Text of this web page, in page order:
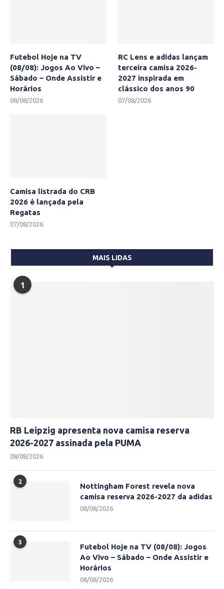
Futebol Hoje na TV
(08/08): Jogos Ao Vivo –
Sábado – Onde Assistir e
Horários
08/08/2026
RC Lens e adidas lançam
terceira camisa 2026-
2027 inspirada em
clássico dos anos 90
07/08/2026
Camisa listrada do CRB
2026 é lançada pela
Regatas
07/08/2026
MAIS LIDAS
1
RB Leipzig apresenta nova camisa reserva
2026-2027 assinada pela PUMA
08/08/2026
2
Nottingham Forest revela nova
camisa reserva 2026-2027 da adidas
08/08/2026
3
Futebol Hoje na TV (08/08): Jogos
Ao Vivo – Sábado – Onde Assistir e
Horários
08/08/2026